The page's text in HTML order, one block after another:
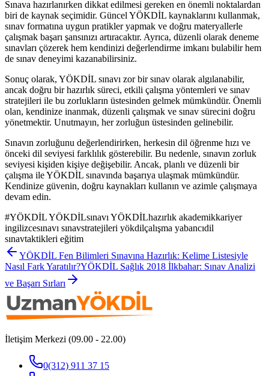
Sınava hazırlanırken dikkat edilmesi gereken en önemli noktalardan
biri de kaynak seçimidir. Güncel YÖKDİL kaynaklarını kullanmak,
sınav formatına uygun pratikler yapmak ve doğru materyallerle
çalışmak başarı şansınızı artıracaktır. Ayrıca, düzenli olarak deneme
sınavları çözerek hem kendinizi değerlendirme imkanı bulabilir hem
de sınav deneyimi kazanabilirsiniz.
Sonuç olarak, YÖKDİL sınavı zor bir sınav olarak algılanabilir,
ancak doğru bir hazırlık süreci, etkili çalışma yöntemleri ve sınav
stratejileri ile bu zorlukların üstesinden gelmek mümkündür. Önemli
olan, kendinize inanmak, düzenli çalışmak ve sınav sürecini doğru
yönetmektir. Unutmayın, her zorluğun üstesinden gelinebilir.
Sınavın zorluğunu değerlendirirken, herkesin dil öğrenme hızı ve
önceki dil seviyesi farklılık gösterebilir. Bu nedenle, sınavın zorluk
seviyesi kişiden kişiye değişebilir. Ancak, planlı ve düzenli bir
çalışma ile YÖKDİL sınavında başarıya ulaşmak mümkündür.
Kendinize güvenin, doğru kaynakları kullanın ve azimle çalışmaya
devam edin.
#YÖKDİL YÖKDİLsınavı YÖKDİLhazırlık akademikkariyer
ingilizcesınavı sınavstratejileri yökdilçalışma yabancıdil
sınavtaktikleri eğitim
YÖKDİL Fen Bilimleri Sınavına Hazırlık: Kelime Listesiyle
Nasıl Fark Yaratılır?YÖKDİL Sağlık 2018 İlkbahar: Sınav Analizi
ve Başarı Sırları
İletişim Merkezi (09.00 - 22.00)
0(312) 911 37 15